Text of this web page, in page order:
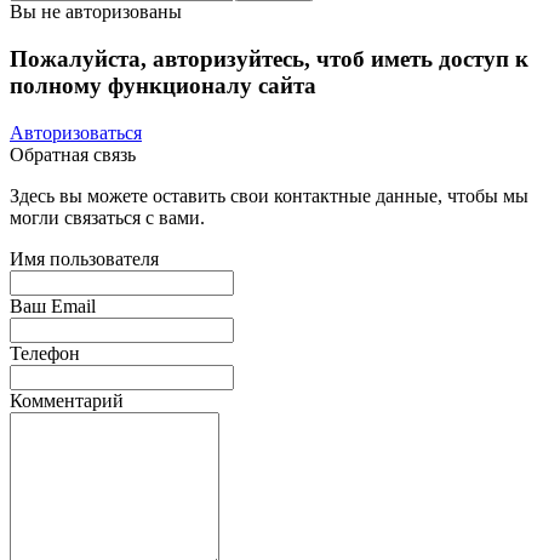
Вы не авторизованы
Пожалуйста, авторизуйтесь, чтоб иметь доступ к
полному функционалу сайта
Авторизоваться
Обратная связь
Здесь вы можете оставить свои контактные данные, чтобы мы
могли связаться с вами.
Имя пользователя
Ваш Email
Телефон
Комментарий